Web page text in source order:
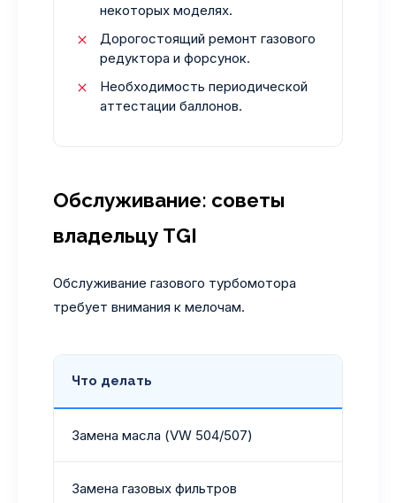
некоторых моделях.
Дорогостоящий ремонт газового
редуктора и форсунок.
Необходимость периодической
аттестации баллонов.
Обслуживание: советы
владельцу TGI
Обслуживание газового турбомотора
требует внимания к мелочам.
Что делать
Замена масла (VW 504/507)
Замена газовых фильтров